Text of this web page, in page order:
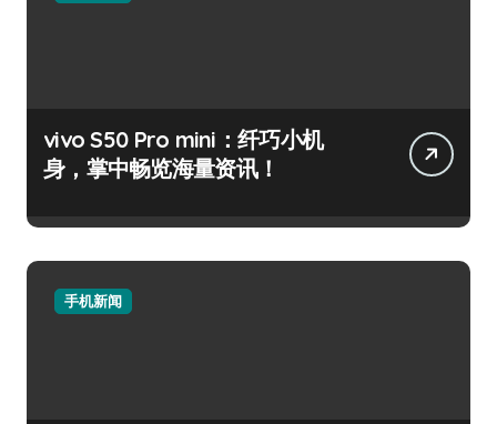
vivo S50 Pro mini：纤巧小机
身，掌中畅览海量资讯！
手机新闻